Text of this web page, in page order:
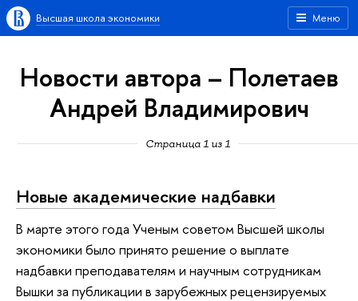
Меню
Высшая школа экономики
Новости автора – Полетаев
Андрей Владимирович
Страница 1 из 1
Новые академические надбавки
В марте этого года Ученым советом Высшей школы
экономики было принято решение о выплате
надбавки преподавателям и научным сотрудникам
Вышки за публикации в зарубежных рецензируемых